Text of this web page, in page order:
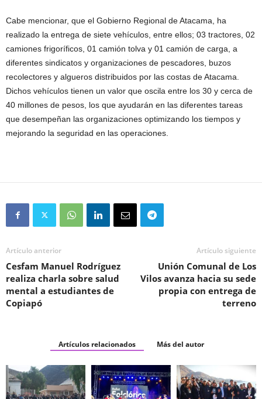
Cabe mencionar, que el Gobierno Regional de Atacama, ha
realizado la entrega de siete vehículos, entre ellos; 03 tractores, 02
camiones frigoríficos, 01 camión tolva y 01 camión de carga, a
diferentes sindicatos y organizaciones de pescadores, buzos
recolectores y algueros distribuidos por las costas de Atacama.
Dichos vehículos tienen un valor que oscila entre los 30 y cerca de
40 millones de pesos, los que ayudarán en las diferentes tareas
que desempeñan las organizaciones optimizando los tiempos y
mejorando la seguridad en las operaciones.
Artículo anterior
Cesfam Manuel Rodríguez
realiza charla sobre salud
mental a estudiantes de
Copiapó
Artículo siguiente
Unión Comunal de Los
Vilos avanza hacia su sede
propia con entrega de
terreno
Artículos relacionados Más del autor